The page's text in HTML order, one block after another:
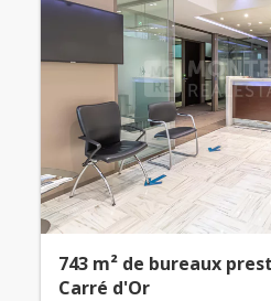
743 m² de bureaux
Carré d'Or